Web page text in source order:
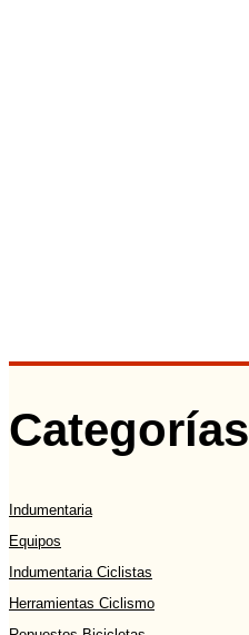
Categorías
Indumentaria
Equipos
Indumentaria Ciclistas
Herramientas Ciclismo